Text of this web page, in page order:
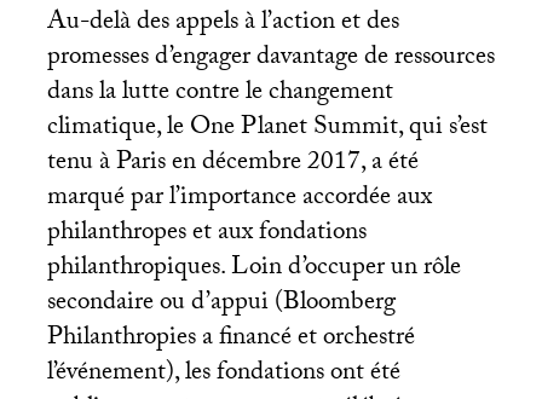
Au-delà des appels à l’action et des
promesses d’engager davantage de ressources
dans la lutte contre le changement
climatique, le One Planet Summit, qui s’est
tenu à Paris en décembre 2017, a été
marqué par l’importance accordée aux
philanthropes et aux fondations
philanthropiques. Loin d’occuper un rôle
secondaire ou d’appui (Bloomberg
Philanthropies a financé et orchestré
l’événement), les fondations ont été